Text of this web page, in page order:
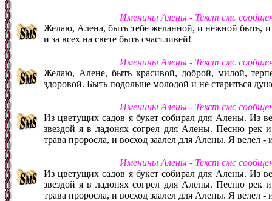
Именины Алены - Текст смс
Желаю, Алена, быть тебе желанной, и нежной быть,
и за всех на свете быть счастливей!
Именины Алены - Текст смс
Желаю, Алене, быть красивой, доброй, милой,
здоровой. Быть подольше молодой и не стариться
Именины Алены - Текст смс
Из цветущих садов я букет собирал для Алены. Из
звездой я в ладонях согрел для Алены. Песню
трава проросла, и восход заалел для Алены. Я велел
Именины Алены - Текст смс
Из цветущих садов я букет собирал для Алены. Из
звездой я в ладонях согрел для Алены. Песню
трава проросла, и восход заалел для Алены. Я велел